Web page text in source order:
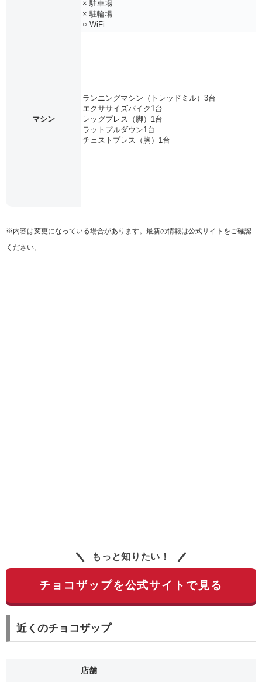
× 駐車場
× 駐輪場
○ WiFi
マシン
ランニングマシン（トレッドミル）3台
エクササイズバイク1台
レッグプレス（脚）1台
ラットプルダウン1台
チェストプレス（胸）1台
※内容は変更になっている場合があります。最新の情報は公式サイトをご確認
ください。
もっと知りたい！
チョコザップを公式サイトで見る
近くのチョコザップ
店舗